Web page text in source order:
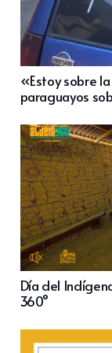
«Estoy sobre
paraguayos
Día del
360°